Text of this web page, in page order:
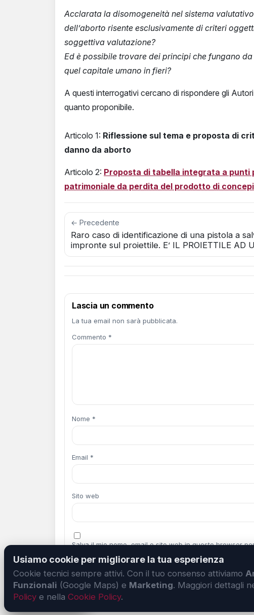
Acclarata la disomogeneità nel sistema
dell’aborto risente esclusivamente di criteri
soggettiva valutazione?
Ed è possibile trovare dei principi che fungano
quel capitale umano in fieri?
A questi interrogativi cercano di rispondere gli
quanto proponibile.
Articolo 1: Riflessione sul tema e proposta di
danno da aborto
Articolo 2: Proposta di tabella integrata a punti
patrimoniale da perdita del prodotto di
← Precedente
Raro caso di identificazione di una pistola a
impronte sul proiettile. E’ IL PROIETTILE AD
Lascia un commento
La tua email non sarà pubblicata.
Commento *
Nome *
Email *
Sito web
Salva il mio nome, email e sito web in questo browser
Impostazioni privacy
Usiamo cookie per migliorare la tua esperienza
Cookie tecnici sempre attivi. Con il tuo consenso attiviamo
Funzionali (Google Maps) e Marketing. Maggiori dettagli
Policy e nella Cookie Policy.